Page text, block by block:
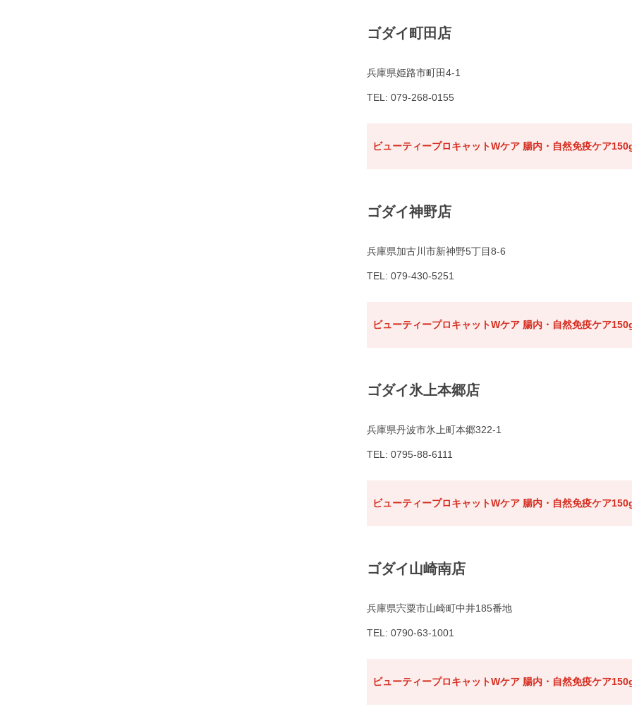
ゴダイ町田店
兵庫県姫路市町田4-1
TEL: 079-268-0155
ビューティープロキャットWケア 腸内・自然免疫ケア
ゴダイ神野店
兵庫県加古川市新神野5丁目8-6
TEL: 079-430-5251
ビューティープロキャットWケア 腸内・自然免疫ケア
ゴダイ氷上本郷店
兵庫県丹波市氷上町本郷322-1
TEL: 0795-88-6111
ビューティープロキャットWケア 腸内・自然免疫ケア
ゴダイ山崎南店
兵庫県宍粟市山崎町中井185番地
TEL: 0790-63-1001
ビューティープロキャットWケア 腸内・自然免疫ケア